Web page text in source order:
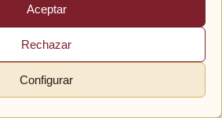
Aceptar
Rechazar
Configurar
Tarot de Inés